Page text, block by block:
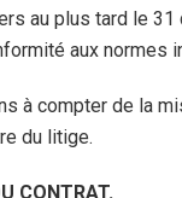
au plus tard le
aux normes
à compter de la
du litige.
CONTRAT.